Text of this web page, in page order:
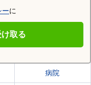
ーに
取る
病院